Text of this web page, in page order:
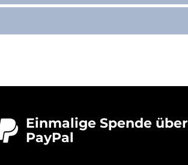
Einmalige Spende über
PayPal